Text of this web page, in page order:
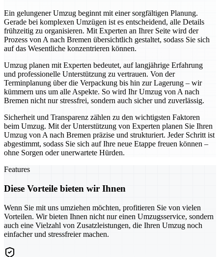
Ein gelungener Umzug beginnt mit einer sorgfältigen Planung.
Gerade bei komplexen Umzügen ist es entscheidend, alle Details
frühzeitig zu organisieren. Mit Experten an Ihrer Seite wird der
Prozess von A nach Bremen übersichtlich gestaltet, sodass Sie sich
auf das Wesentliche konzentrieren können.
Umzug planen mit Experten bedeutet, auf langjährige Erfahrung
und professionelle Unterstützung zu vertrauen. Von der
Terminplanung über die Verpackung bis hin zur Lagerung – wir
kümmern uns um alle Aspekte. So wird Ihr Umzug von A nach
Bremen nicht nur stressfrei, sondern auch sicher und zuverlässig.
Sicherheit und Transparenz zählen zu den wichtigsten Faktoren
beim Umzug. Mit der Unterstützung von Experten planen Sie Ihren
Umzug von A nach Bremen präzise und strukturiert. Jeder Schritt ist
abgestimmt, sodass Sie sich auf Ihre neue Etappe freuen können –
ohne Sorgen oder unerwartete Hürden.
Features
Diese Vorteile bieten wir Ihnen
Wenn Sie mit uns umziehen möchten, profitieren Sie von vielen
Vorteilen. Wir bieten Ihnen nicht nur einen Umzugsservice, sondern
auch eine Vielzahl von Zusatzleistungen, die Ihren Umzug noch
einfacher und stressfreier machen.